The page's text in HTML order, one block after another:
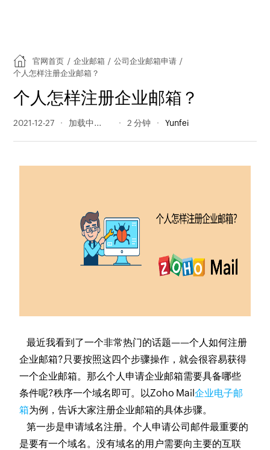
官网首页 / 企业邮箱 / 公司企业邮箱申请 /
个人怎样注册企业邮箱？
个人怎样注册企业邮箱？
2021-12-27 1341 阅读量 2 分钟 Yunfei
最近我看到了一个非常热门的话题——个人如何注册
企业邮箱?只要按照这四个步骤操作，就会很容易获得
一个企业邮箱。那么个人申请企业邮箱需要具备哪些
条件呢?秩序一个域名即可。以Zoho Mail企业电子邮
箱为例，告诉大家注册企业邮箱的具体步骤。
第一步是申请域名注册。个人申请公司邮件最重要的
是要有一个域名。没有域名的用户需要向主要的互联